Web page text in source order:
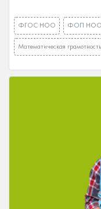
ФГОС НОО ФОП НОО
Математическая грамотность